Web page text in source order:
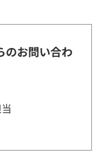
のお問い合わ